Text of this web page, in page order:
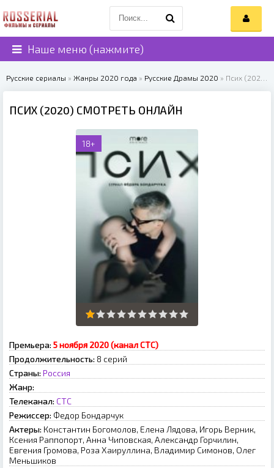
Наше меню (нажмите)
Русские сериалы » Жанры 2020 года » Русские Драмы 2020 » Псих (2020)
ПСИХ (2020) СМОТРЕТЬ ОНЛАЙН
18+
Премьера: 5 ноября 2020 (канал СТС)
Продолжительность: 8 серий
Страны: Россия
Жанр:
Телеканал: СТС
Режиссер: Федор Бондарчук
Актеры: Константин Богомолов, Елена Лядова, Игорь Верник,
Ксения Раппопорт, Анна Чиповская, Александр Горчилин,
Евгения Громова, Роза Хаируллина, Владимир Симонов, Олег
Меньшиков